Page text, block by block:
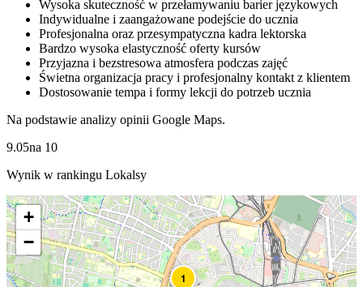
Wysoka skuteczność w przełamywaniu barier językowych
Indywidualne i zaangażowane podejście do ucznia
Profesjonalna oraz przesympatyczna kadra lektorska
Bardzo wysoka elastyczność oferty kursów
Przyjazna i bezstresowa atmosfera podczas zajęć
Świetna organizacja pracy i profesjonalny kontakt z klientem
Dostosowanie tempa i formy lekcji do potrzeb ucznia
Na podstawie analizy opinii Google Maps.
9.05na 10
Wynik w rankingu Lokalsy
1
+
−